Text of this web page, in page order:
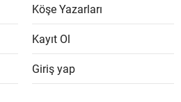
Köşe Yazarları
Kayıt Ol
Giriş yap